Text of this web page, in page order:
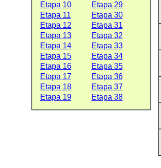
Etapa 10
Etapa 29
Etapa 11
Etapa 30
Etapa 12
Etapa 31
Etapa 13
Etapa 32
Etapa 14
Etapa 33
Etapa 15
Etapa 34
Etapa 16
Etapa 35
Etapa 17
Etapa 36
Etapa 18
Etapa 37
Etapa 19
Etapa 38